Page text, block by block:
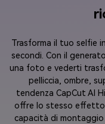
Trasforma il tuo selfie
secondi. Con il
una foto e vederti
pelliccia, ombre,
tendenza CapCut AI
offre lo stesso effetto
capacità di montaggio